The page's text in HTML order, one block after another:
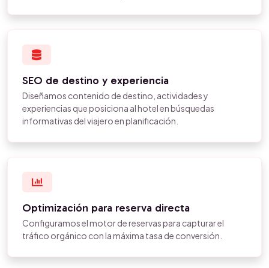
SEO de destino y experiencia
Diseñamos contenido de destino, actividades y
experiencias que posiciona al hotel en búsquedas
informativas del viajero en planificación.
Optimización para reserva directa
Configuramos el motor de reservas para capturar el
tráfico orgánico con la máxima tasa de conversión.